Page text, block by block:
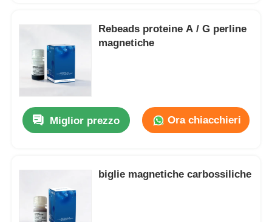
Rebeads proteine A / G perline
magnetiche
Miglior prezzo Ora chiacchieri
biglie magnetiche carbossiliche